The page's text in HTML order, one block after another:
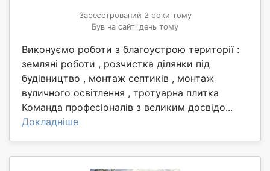
Зареєстрований 2 роки тому
Був на сайті день тому
Виконуємо роботи з благоустрою території :
земляні роботи , розчистка ділянки під
будівництво , монтаж септиків , монтаж
вуличного освітлення , тротуарна плитка
Команда професіоналів з великим досвідо...
Докладніше